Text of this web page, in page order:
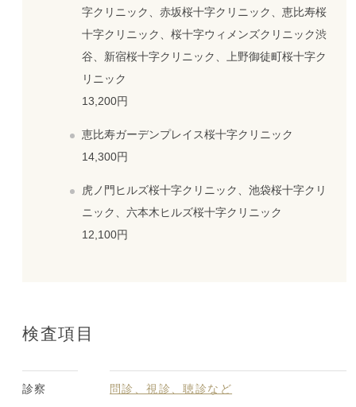
字クリニック、赤坂桜十字クリニック、恵比寿桜
十字クリニック、桜十字ウィメンズクリニック渋
谷、新宿桜十字クリニック、上野御徒町桜十字ク
リニック
13,200円
恵比寿ガーデンプレイス桜十字クリニック
14,300円
虎ノ門ヒルズ桜十字クリニック、池袋桜十字クリ
ニック、六本木ヒルズ桜十字クリニック
12,100円
検査項目
診察 問診、視診、聴診など